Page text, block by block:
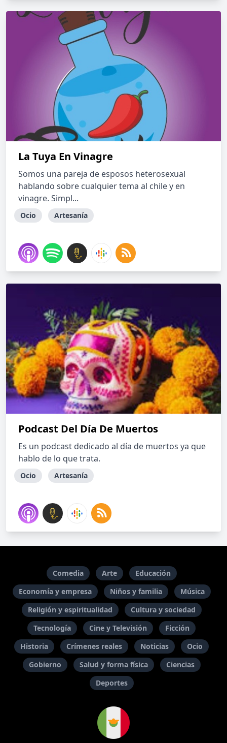
La Tuya En Vinagre
Somos una pareja de esposos heterosexual
hablando sobre cualquier tema al chile y en
vinagre. Simpl...
Ocio Artesanía
Podcast Del Día De Muertos
Es un podcast dedicado al día de muertos ya que
hablo de lo que trata.
Ocio Artesanía
Comedia Arte
Educación
Economía y empresa
Niños y familia
Música
Religión y espiritualidad
Cultura y sociedad
Tecnología
Cine y Televisión
Ficción
Historia
Crímenes reales Noticias
Ocio
Gobierno
Salud y forma física
Ciencias
Deportes